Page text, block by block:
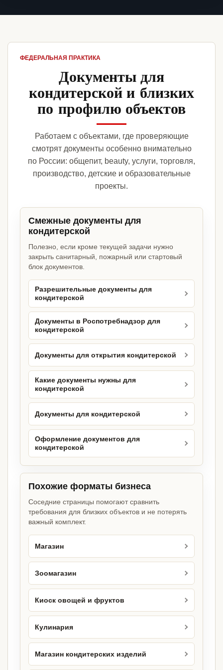
ФЕДЕРАЛЬНАЯ ПРАКТИКА
Документы для
кондитерской и близких
по профилю объектов
Работаем с объектами, где проверяющие
смотрят документы особенно внимательно
по России: общепит, beauty, услуги, торговля,
производство, детские и образовательные
проекты.
Смежные документы для
кондитерской
Полезно, если кроме текущей задачи нужно
закрыть санитарный, пожарный или стартовый
блок документов.
Разрешительные документы для
кондитерской
Документы в Роспотребнадзор для
кондитерской
Документы для открытия кондитерской
Какие документы нужны для
кондитерской
Документы для кондитерской
Оформление документов для
кондитерской
Похожие форматы бизнеса
Соседние страницы помогают сравнить
требования для близких объектов и не потерять
важный комплект.
Магазин
Зоомагазин
Киоск овощей и фруктов
Кулинария
Магазин кондитерских изделий